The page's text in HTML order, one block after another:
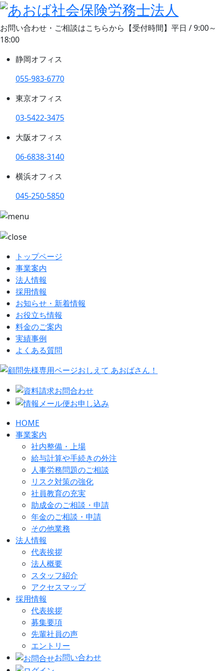
お問い合わせ・ご相談はこちらから 【受付時間】平日 / 9:00～
18:00
静岡オフィス
055-983-6770
東京オフィス
03-5422-3475
大阪オフィス
06-6838-3140
横浜オフィス
045-250-5850
トップページ
事業案内
法人情報
採用情報
お知らせ・新着情報
お役立ち情報
料金のご案内
実績事例
よくある質問
HOME
事業案内
社内整備・上場
給与計算や手続きの外注
人事労務問題のご相談
リスク対策の強化
社員教育の充実
助成金のご相談・申請
年金のご相談・申請
その他業務
法人情報
代表挨拶
法人概要
スタッフ紹介
アクセスマップ
採用情報
代表挨拶
募集要項
先輩社員の声
エントリー
お問い合わせ